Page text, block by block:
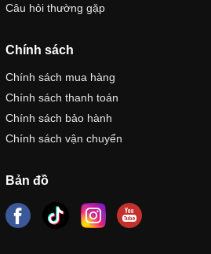
Câu hỏi thường gặp
Chính sách
Chính sách mua hàng
Chính sách thanh toán
Chính sách bảo hành
Chính sách vận chuyển
Bản đồ